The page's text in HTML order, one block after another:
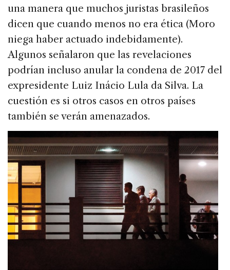
una manera que muchos juristas brasileños
dicen que cuando menos no era ética (Moro
niega haber actuado indebidamente).
Algunos señalaron que las revelaciones
podrían incluso anular la condena de 2017 del
expresidente Luiz Inácio Lula da Silva. La
cuestión es si otros casos en otros países
también se verán amenazados.